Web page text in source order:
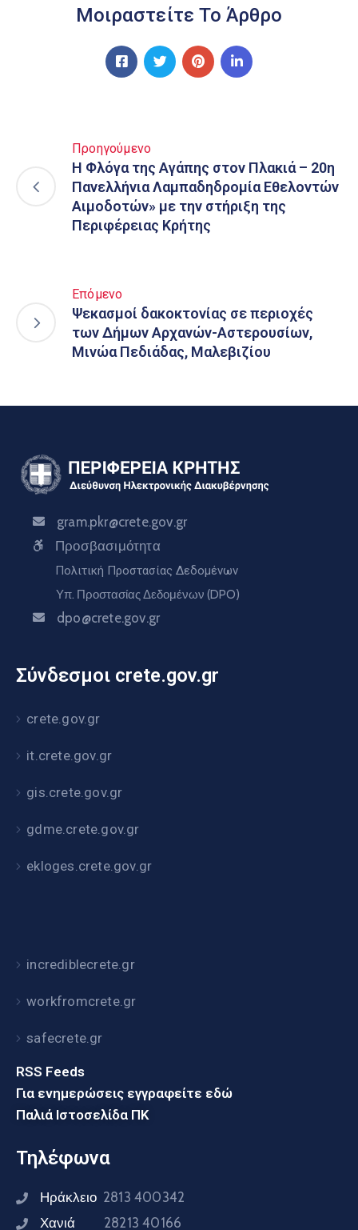
Μοιραστείτε Το Άρθρο
Προηγούμενο
Η Φλόγα της Αγάπης στον Πλακιά – 20η
Πανελλήνια Λαμπαδηδρομία Εθελοντών
Αιμοδοτών» με την στήριξη της
Περιφέρειας Κρήτης
Επόμενο
Ψεκασμοί δακοκτονίας σε περιοχές
των Δήμων Αρχανών-Αστερουσίων,
Μινώα Πεδιάδας, Μαλεβιζίου
gram.pkr@crete.gov.gr
Προσβασιμότητα
Πολιτική Προστασίας Δεδομένων
Υπ. Προστασίας Δεδομένων (DPO)
dpo@crete.gov.gr
Σύνδεσμοι crete.gov.gr
crete.gov.gr
it.crete.gov.gr
gis.crete.gov.gr
gdme.crete.gov.gr
ekloges.crete.gov.gr
incrediblecrete.gr
workfromcrete.gr
safecrete.gr
RSS Feeds
Για ενημερώσεις εγγραφείτε εδώ
Παλιά Ιστοσελίδα ΠΚ
Τηλέφωνα
Ηράκλειο 2813 400342
Χανιά 28213 40166